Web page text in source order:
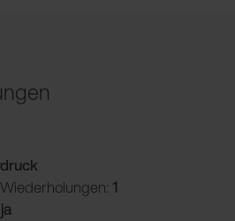
1
ja